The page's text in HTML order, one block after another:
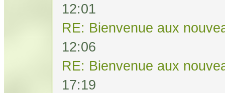
12:01
RE: Bienvenue aux
12:06
RE: Bienvenue aux
17:19